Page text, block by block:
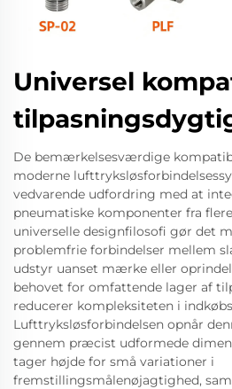
Universel
De bemærkelsesværdige
moderne
vedvarende udfordring med at
pneumatiske komponenter fra
universelle designfilosofi gør det
problemfrie forbindelser mellem
udstyr uanset mærke eller
behovet for omfattende lager af
reducerer kompleksiteten i
Lufttryksløsforbindelsen opnår
gennem præcist udformede
tager højde for små variationer i
fremstillingsmålenøjagtighed,